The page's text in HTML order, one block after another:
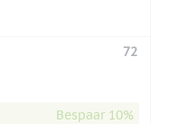
72
Bespaar 10%